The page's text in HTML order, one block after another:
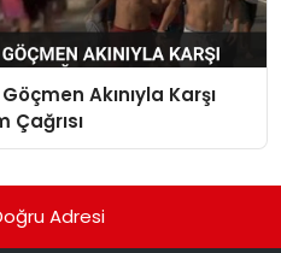
Akınıyla Karşı
Çağrısı
Adresi